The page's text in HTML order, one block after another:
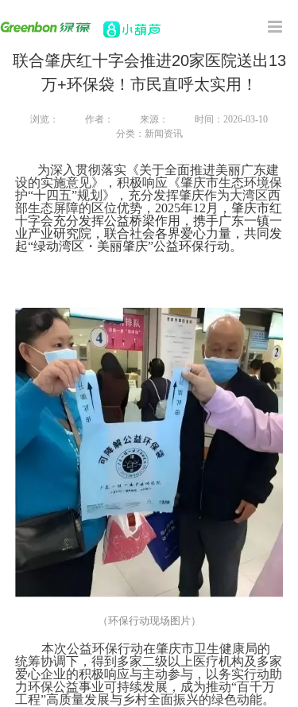
首
联合肇庆红十字会推进20家医院送出13
万+环保袋！市民直呼太实用！
浏览： 作者： 来源：
时间：2026-03-10
分类：新闻资讯
为深入贯彻落实《关于全面推进美丽广东建
设的实施意见》，积极响应《肇庆市生态环境保
护“十四五”规划》，充分发挥肇庆作为大湾区西
部生态屏障的区位优势， 2025年12 月，肇庆市红
十字会充分发挥公益桥梁作用，携手广东一镇一
业产业研究院，联合社会各界爱心力量，共同发
起“绿动湾区・美丽肇庆”公益环保行动。
（环保行动现场图片）
本次公益环保行动在肇庆市卫生健康局的
统筹协调下，得到多家二级以上医疗机构及多家
爱心企业的积极响应与主动参与，以务实行动助
力环保公益事业可持续发展，成为推动“百千万
工程”高质量发展与乡村全面振兴的绿色动能。